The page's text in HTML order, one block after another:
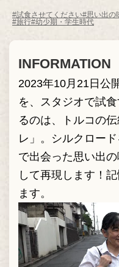
#試食させてください#思い出の
#旅行#幼少期・学生時代
INFORMATION
2023年10月21日公
を、スタジオで試
るのは、トルコの
レ」。シルクロー
で出会った思い出
して再現します！
ます。